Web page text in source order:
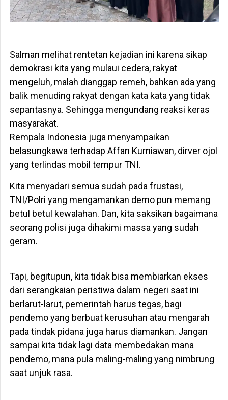
Salman melihat rentetan kejadian ini karena sikap
demokrasi kita yang mulaui cedera, rakyat
mengeluh, malah dianggap remeh, bahkan ada yang
balik menuding rakyat dengan kata kata yang tidak
sepantasnya. Sehingga mengundang reaksi keras
masyarakat.
Rempala Indonesia juga menyampaikan
belasungkawa terhadap Affan Kurniawan, dirver ojol
yang terlindas mobil tempur TNI.
Kita menyadari semua sudah pada frustasi,
TNI/Polri yang mengamankan demo pun memang
betul betul kewalahan. Dan, kita saksikan bagaimana
seorang polisi juga dihakimi massa yang sudah
geram.
Tapi, begitupun, kita tidak bisa membiarkan ekses
dari serangkaian peristiwa dalam negeri saat ini
berlarut-larut, pemerintah harus tegas, bagi
pendemo yang berbuat kerusuhan atau mengarah
pada tindak pidana juga harus diamankan. Jangan
sampai kita tidak lagi data membedakan mana
pendemo, mana pula maling-maling yang nimbrung
saat unjuk rasa.